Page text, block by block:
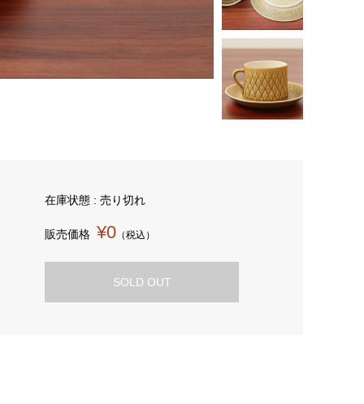
在庫状態 : 売り切れ
販売価格 ¥0 （税込）
SOLD OUT